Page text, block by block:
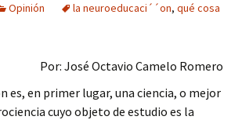
Opinión la neuroeducaci´´on, qué cosa
Por: José Octavio Camelo Romero
es, en primer lugar, una ciencia, o mejor
cuyo objeto de estudio es la